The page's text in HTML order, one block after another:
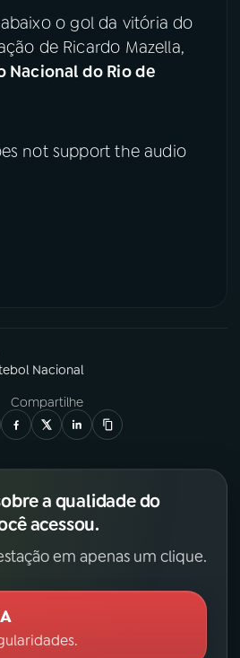
o gol da vitória do
de Ricardo Mazella,
Nacional do Rio de
not support the audio
Nacional
Compartilhe
a qualidade do
acessou.
em apenas um clique.